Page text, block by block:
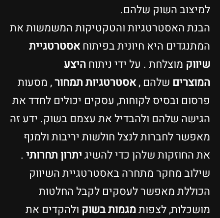
למיצוב השוק שלהם.
הבנת האסטרטגיות והטקטיקות המשמשות את
המתנגדים היא חיונית בפיתוח אסטרטגיית
שיווק מוצלחת . על ידי ניתוח היצע
המוצרים שלהם ,אסטרטגיות תמחור, מסעות
פרסום ובסיס לקוחות, עסקים יכולים לחדד את
הגישה שלהם ולהבדיל את עצמם בשוק. ידע זה
מאפשר לחברות לנצל חולשות יריבות ולמנף
את החוזקות שלהן כדי להשיגיתרון תחרותי .
שילוב מחקר מתחרה באסטרטגיית השיווק
הכוללת מאפשר לעסקים לקבל החלטות
מושכלות, לצפותמגמות בשוק ולהקדים את